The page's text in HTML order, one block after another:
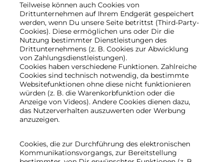
Teilweise können auch Cookies von
Drittunternehmen auf Ihrem Endgerät gespeichert
werden, wenn Du unsere Seite betrittst (Third-Party-
Cookies). Diese ermöglichen uns oder Dir die
Nutzung bestimmter Dienstleistungen des
Drittunternehmens (z. B. Cookies zur Abwicklung
von Zahlungsdienstleistungen).
Cookies haben verschiedene Funktionen. Zahlreiche
Cookies sind technisch notwendig, da bestimmte
Websitefunktionen ohne diese nicht funktionieren
würden (z. B. die Warenkorbfunktion oder die
Anzeige von Videos). Andere Cookies dienen dazu,
das Nutzerverhalten auszuwerten oder Werbung
anzuzeigen.
Cookies, die zur Durchführung des elektronischen
Kommunikationsvorgangs, zur Bereitstellung